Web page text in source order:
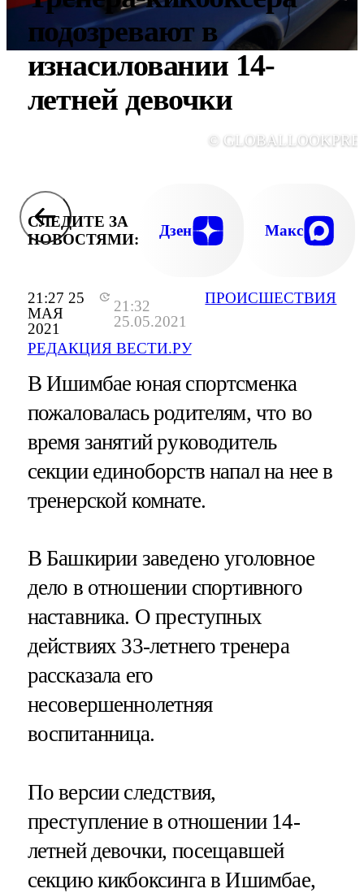
21:27 25
МАЯ
2021
21:32
25.05.2021
РЕДАКЦИЯ ВЕСТИ.РУ
ПРОИСШЕСТВИЯ
подозревают в
изнасиловании 14-
летней девочки
©
СЛЕДИТЕ ЗА
НОВОСТЯМИ:
Дзен Макс
В Ишимбае юная спортсменка
пожаловалась родителям, что во
время занятий руководитель
секции единоборств напал на нее в
тренерской комнате.
В Башкирии заведено уголовное
дело в отношении спортивного
наставника. О преступных
действиях 33-летнего тренера
рассказала его
несовершеннолетняя
воспитанница.
По версии следствия,
преступление в отношении 14-
летней девочки, посещавшей
секцию кикбоксинга в Ишимбае,